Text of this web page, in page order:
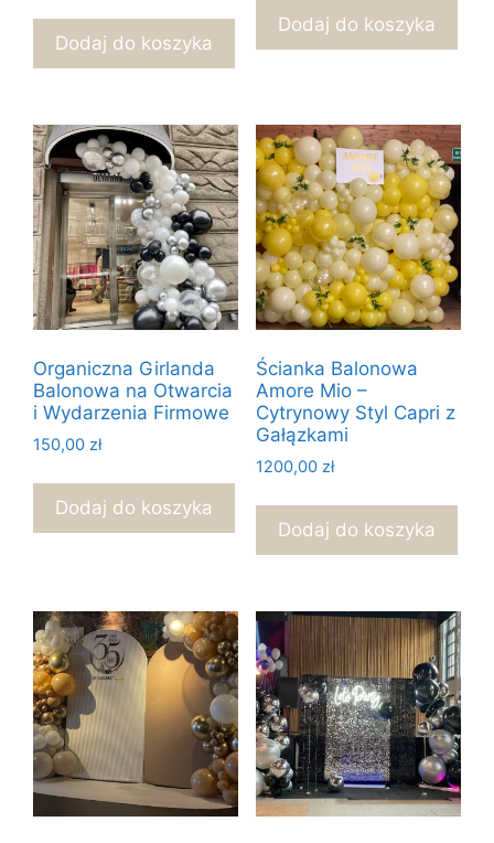
Dodaj do koszyka
Dodaj do koszyka
Organiczna Girlanda
Balonowa na Otwarcia
i Wydarzenia Firmowe
150,00 zł
Dodaj do koszyka
Ścianka Balonowa
Amore Mio –
Cytrynowy Styl Capri z
Gałązkami
1200,00 zł
Dodaj do koszyka